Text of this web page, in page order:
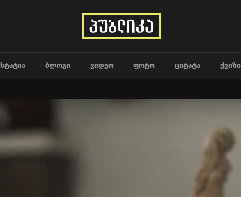
ᲡᲢᲐᲢᲘᲐ ᲑᲚᲝᲒᲘ ᲕᲘᲓᲔᲝ ᲤᲝᲢᲝ ᲪᲘᲢᲐᲢᲐ ᲥᲕᲘᲖᲘ